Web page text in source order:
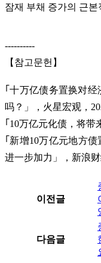
잠재 부채 증가의 근
----------
【참고문헌】
｢十万亿债务置换对
吗？」，火星宏观，
｢10万亿元化债，将带
｢新增10万亿元地方
进一步加力」，新浪财
이전글
다음글